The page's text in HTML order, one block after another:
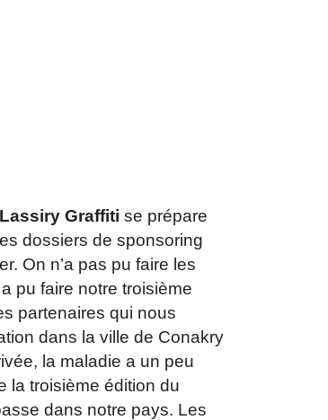
Graffiti se prépare
dossiers de sponsoring
On n’a pas pu faire les
pu faire notre troisième
partenaires qui nous
dans la ville de Conakry
la maladie a un peu
la troisième édition du
dans notre pays. Les